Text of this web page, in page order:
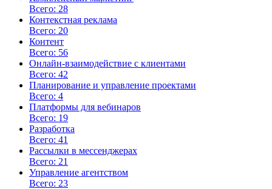
Всего: 28
Контекстная реклама
Всего: 20
Контент
Всего: 56
Онлайн-взаимодействие с клиентами
Всего: 42
Планирование и управление проектами
Всего: 4
Платформы для вебинаров
Всего: 19
Разработка
Всего: 41
Рассылки в мессенджерах
Всего: 21
Управление агентством
Всего: 23